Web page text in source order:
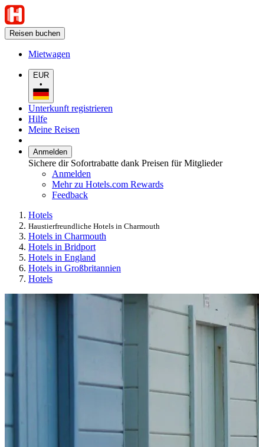
Reisen buchen
Mietwagen
EUR
•
Unterkunft registrieren
Hilfe
Meine Reisen
Anmelden
Sichere dir Sofortrabatte dank Preisen für Mitglieder
Anmelden
Mehr zu Hotels.com Rewards
Feedback
Hotels
Haustierfreundliche Hotels in Charmouth
Hotels in Charmouth
Hotels in Bridport
Hotels in England
Hotels in Großbritannien
Hotels